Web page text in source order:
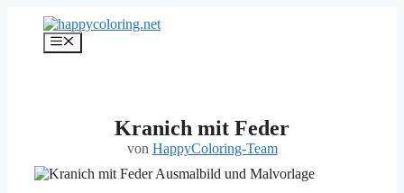
springen
Menü
Kranich mit Feder
von HappyColoring-Team